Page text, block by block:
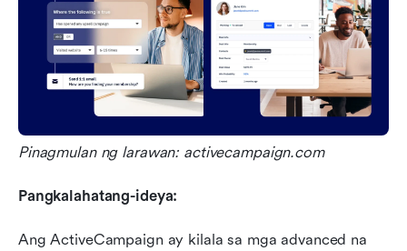
Pinagmulan ng larawan: activecampaign.com
Pangkalahatang-ideya:
Ang ActiveCampaign ay kilala sa mga advanced na